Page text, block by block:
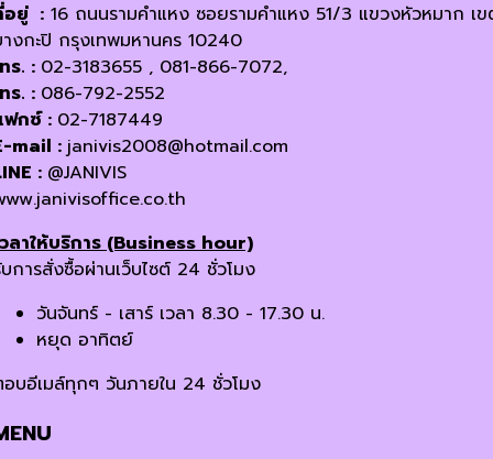
อยู่ : 16 ถนนรามคำแหง ซอยรามคำแหง 51/3 แขวงหัวหมาก เ
งกะปิ กรุงเทพมหานคร 10240
ร. : 02-3183655 , 081-866-7072,
ร. : 086-792-2552
กซ์ : 02-7187449
mail : janivis2008@hotmail.com
: @JANIVIS
ลาให้บริการ (Business hour)
การสั่งซื้อผ่านเว็บไซต์ 24 ชั่วโมง
วันจันทร์ - เสาร์ เวลา 8.30 - 17.30 น.
หยุด อาทิตย์
บอีเมล์ทุกๆ วันภายใน 24 ชั่วโมง